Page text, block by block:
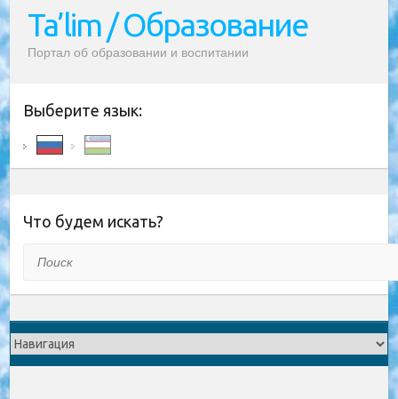
Ta’lim / Образование
Портал об образовании и воспитании
Выберите язык:
Что будем искать?